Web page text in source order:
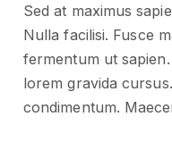
Sed at maximus
Nulla facilisi. Fusce
fermentum ut
lorem gravida
condimentum.